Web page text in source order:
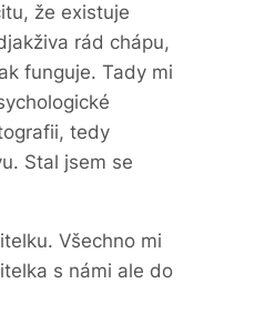
že existuje
rád chápu,
funguje. Tady mi
tedy
Stal jsem se
Všechno mi
s námi ale do